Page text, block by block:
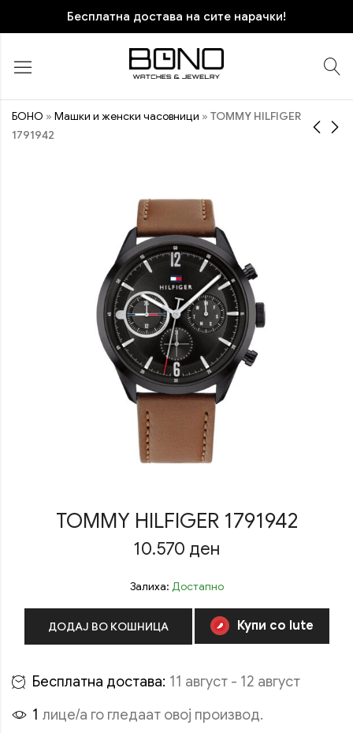
Бесплатна достава на сите нарачки!
БОНО » Машки и женски часовници » TOMMY HILFIGER
1791942
10.470
TOMMY HILFIGER 1791942
10.570 ден
Залиха: Достапно
ДОДАЈ ВО КОШНИЦА Купи со Iute
Бесплатна достава: 11 август - 12 август
1 лице/а го гледаат овој производ.